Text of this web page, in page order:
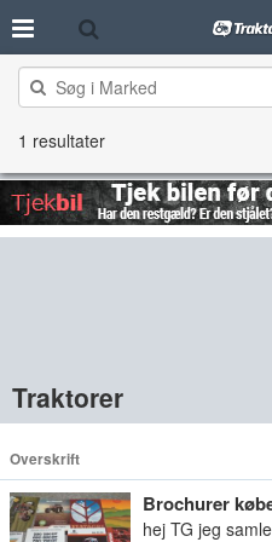
1 resultater
Traktorer
Overskrift
Brochurer
hej TG jeg